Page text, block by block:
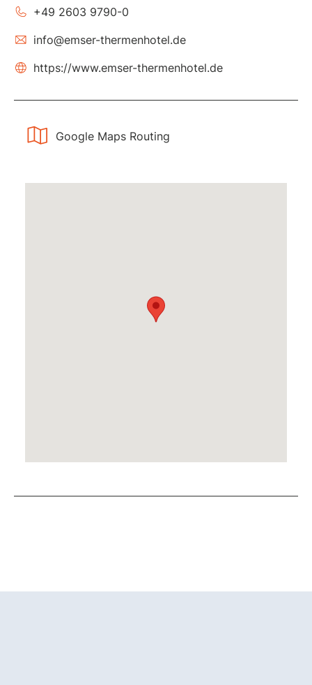
+49 2603 9790-0
info@emser-thermenhotel.de
https://www.emser-thermenhotel.de
Google Maps Routing